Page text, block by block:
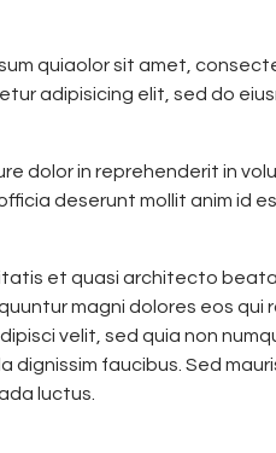
quiaolor sit amet,
adipisicing elit, sed do
dolor in reprehenderit in
deserunt mollit anim id
et quasi architecto
magni dolores eos qui
velit, sed quia non
faucibus. Sed
luctus.